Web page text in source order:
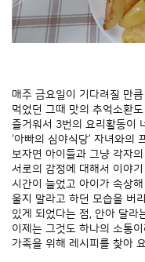
매주 금요일이 기다려질 만
먹었던 그때 맛의 추억소환
즐거워서 3번의 요리활동이
‘아빠의 심야식당’ 자녀와의
보자면 아이들과 그냥 각자
서로의 감정에 대해서 이야
시간이 늘었고 아이가 속상
울지 말라고 하던 모습을 버
있게 되었다는 점, 안아 달라
이제는 그것도 하나의 소통
가족을 위해 레시피를 찾아